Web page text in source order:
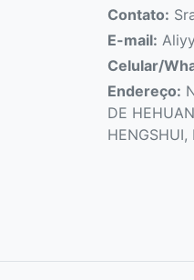
Contato:
E-mail:
Celular/
Endereço:
DE